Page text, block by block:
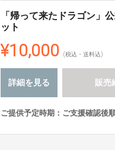
「帰って来たドラゴン」
ット
¥10,000 (税込・送料込)
詳細を見る 販売
ご提供予定時期：ご支援確認後